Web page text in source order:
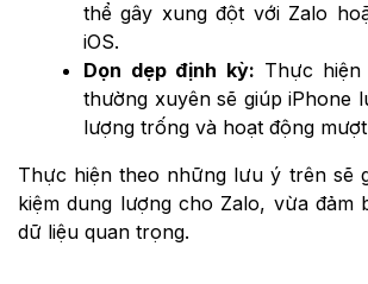
thể gây xung đột với Zalo
iOS.
Dọn dẹp định kỳ: Thực
thường xuyên sẽ giúp iPhone
lượng trống và hoạt động
Thực hiện theo những lưu ý trên sẽ
kiệm dung lượng cho Zalo, vừa đảm
dữ liệu quan trọng.